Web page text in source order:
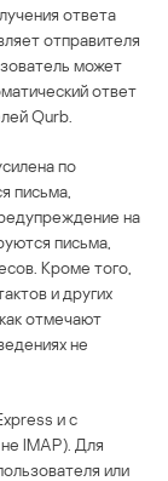
ответа
отправителя
может
ответ
Qurb.
по
письма,
на
письма,
Кроме того,
и других
отмечают
не
и с
IMAP). Для
или